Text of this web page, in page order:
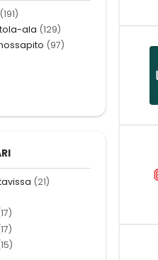
(191)
ala (129)
(97)
(21)